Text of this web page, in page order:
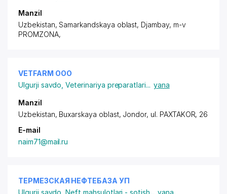
Manzil
Uzbekistan, Samarkandskaya oblast, Djambay, m-v
PROMZONA,
VETFARM ООО
Ulgurji savdo ,Veterinariya preparatlari... yana
Manzil
Uzbekistan, Buxarskaya oblast, Jondor, ul. PAXTAKOR, 26
E-mail
naim71@mail.ru
ТЕРМЕЗСКАЯ НЕФТЕБАЗА УП
Ulgurji savdo ,Neft mahsulotlari - sotish... yana